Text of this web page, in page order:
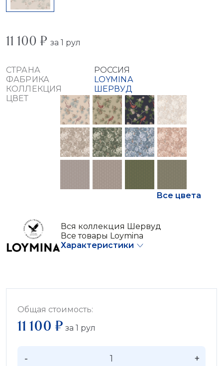
11 100 ₽ за 1 рул
СТРАНА
РОССИЯ
ФАБРИКА
LOYMINA
КОЛЛЕКЦИЯ
ШЕРВУД
ЦВЕТ
Все цвета
Вся коллекция Шервуд
Все товары Loymina
Характеристики
Общая стоимость:
11 100 ₽ за 1 рул
- +